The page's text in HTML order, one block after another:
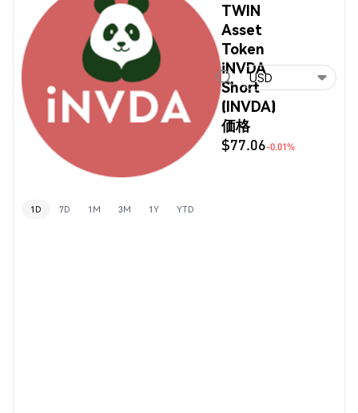
TWIN
Asset
Token
iNVDA
Short
(INVDA)
価格
$77.06-0.01%
USD
1D 7D 1M 3M 1Y YTD